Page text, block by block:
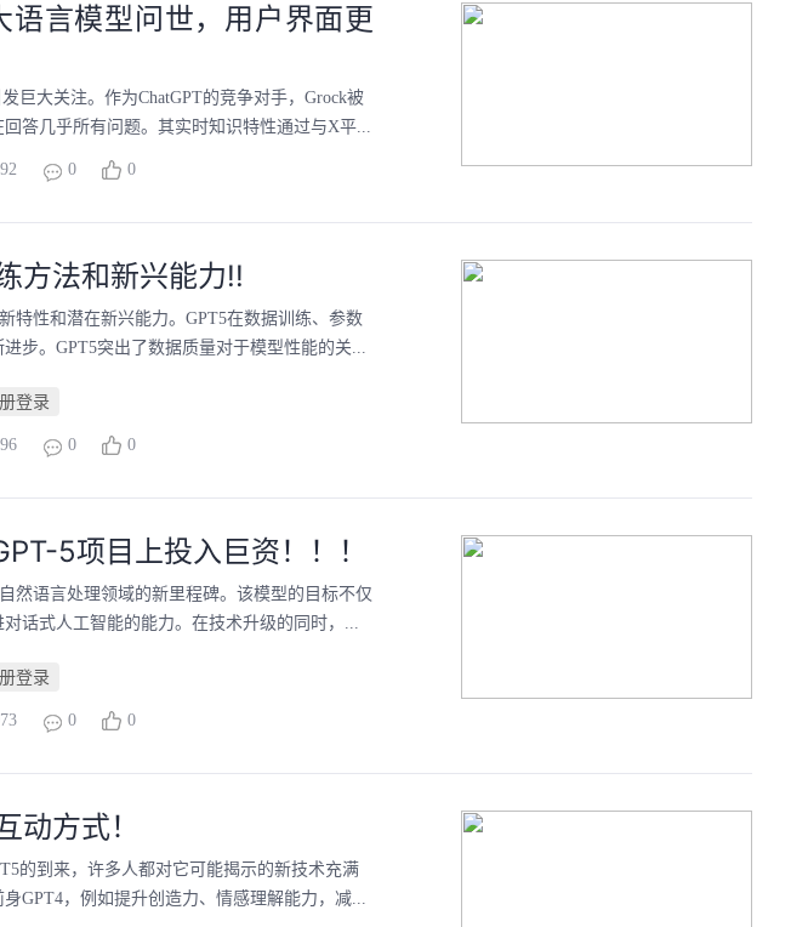
言模型问世，用户界面更
巨大关注。作为ChatGPT的竞争对手，Grock被
答几乎所有问题。其实时知识特性通过与X平...
0 0
方法和新兴能力!!
特性和潜在新兴能力。GPT5在数据训练、参数
步。GPT5突出了数据质量对于模型性能的关...
登录
0 0
5项目上投入巨资！！！
然语言处理领域的新里程碑。该模型的目标不仅
话式人工智能的能力。在技术升级的同时，...
登录
0 0
动方式！
的到来，许多人都对它可能揭示的新技术充满
GPT4，例如提升创造力、情感理解能力，减...